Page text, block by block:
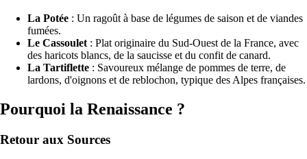
La Potée : Un ragoût à base de légumes de saison et de viandes
fumées.
Le Cassoulet : Plat originaire du Sud-Ouest de la France, avec
des haricots blancs, de la saucisse et du confit de canard.
La Tartiflette : Savoureux mélange de pommes de terre, de
lardons, d'oignons et de reblochon, typique des Alpes françaises.
Pourquoi la Renaissance ?
Retour aux Sources